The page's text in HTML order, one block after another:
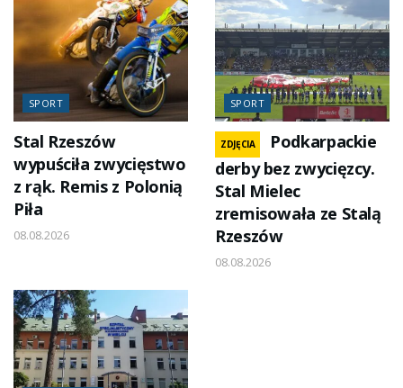
SPORT
Stal Rzeszów
wypuściła zwycięstwo
z rąk. Remis z Polonią
Piła
08.08.2026
SPORT
ZDJĘCIA
Podkarpackie
derby bez zwycięzcy.
Stal Mielec
zremisowała ze Stalą
Rzeszów
08.08.2026